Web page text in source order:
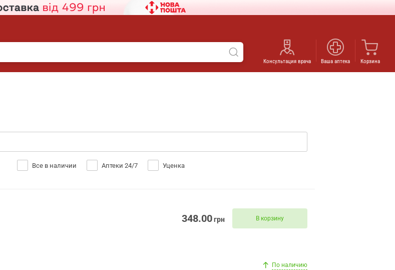
Консультация врача Ваша аптека Корзина
Все в наличии Аптеки 24/7 Уценка
348.00грн В корзину
По наличию